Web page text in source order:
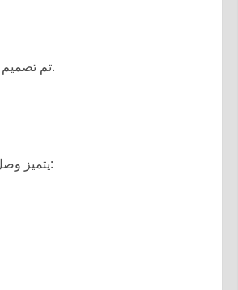
تم تصميم جميع الوحدات باستخدام مواد عالية الجودة لضمان الراحة والفخامة في كل التفاصيل.
يتميز وصل غيت بموقع استراتيجي يسهل الوصول منه إلى أبرز مناطق دبي الحيوية، بما في ذلك: